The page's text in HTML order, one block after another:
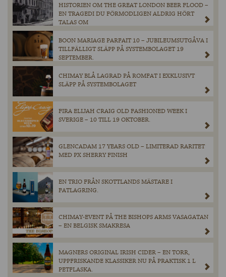
HISTORIEN OM THE GREAT LONDON BEER FLOOD –
EN TRAGEDI DU FÖRMODLIGEN ALDRIG HÖRT
TALAS OM
BOON MARIAGE PARFAIT 10 – JUBILEUMSUTGÅVA I
TILLFÄLLIGT SLÄPP PÅ SYSTEMBOLAGET 19
SEPTEMBER.
CHIMAY BLÅ LAGRAD PÅ ROMFAT I EXKLUSIVT
SLÄPP PÅ SYSTEMBOLAGET
FIRA ELIJAH CRAIG OLD FASHIONED WEEK I
SVERIGE – 10 TILL 19 OKTOBER.
GLENCADAM 17 YEARS OLD – LIMITERAD RARITET
MED PX SHERRY FINISH
EN TRIO FRÅN SKOTTLANDS MÄSTARE I
FATLAGRING.
CHIMAY-EVENT PÅ THE BISHOPS ARMS VASAGATAN
– EN BELGISK SMAKRESA
MAGNERS ORIGINAL IRISH CIDER – EN TORR,
UPPFRISKANDE KLASSIKER NU PÅ PRAKTISK 1 L
PETFLASKA.